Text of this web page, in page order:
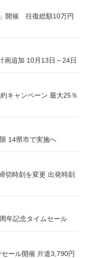
開催 往復総額10万円
画追加 10月13日～24日
キャンペーン 最大25％
14県市で実施へ
切時刻を変更 出発時刻
年記念タイムセール
ール開催 片道3,790円